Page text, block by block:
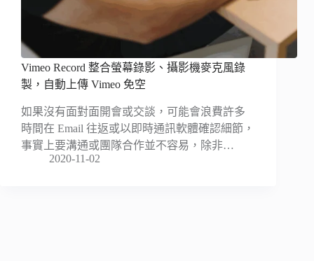
Vimeo Record 整合螢幕錄影、攝影機麥克風錄
製，自動上傳 Vimeo 免空
如果沒有面對面開會或交談，可能會浪費許多
時間在 Email 往返或以即時通訊軟體確認細節，
事實上要溝通或團隊合作並不容易，除非…
2020-11-02